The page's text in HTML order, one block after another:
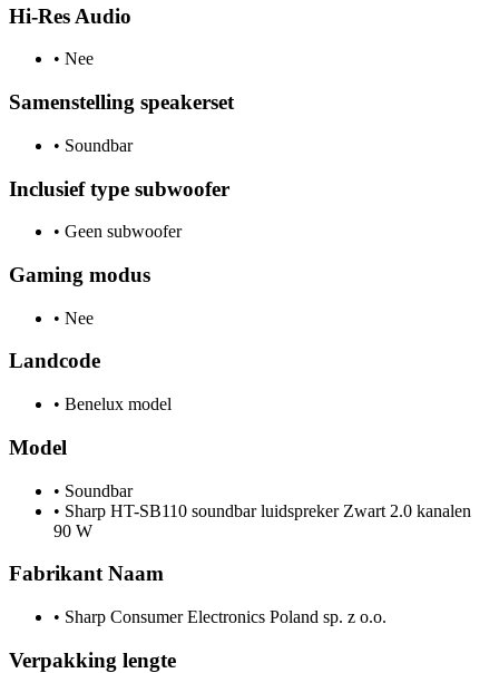
Hi-Res Audio
• Nee
Samenstelling speakerset
• Soundbar
Inclusief type subwoofer
• Geen subwoofer
Gaming modus
• Nee
Landcode
• Benelux model
Model
• Soundbar
• Sharp HT-SB110 soundbar luidspreker Zwart 2.0 kanalen
90 W
Fabrikant Naam
• Sharp Consumer Electronics Poland sp. z o.o.
Verpakking lengte